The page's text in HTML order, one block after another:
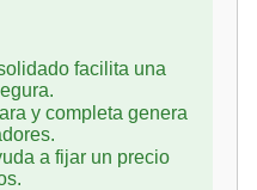
facilita una
y completa genera
a fijar un precio